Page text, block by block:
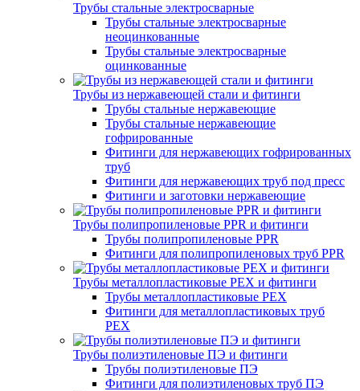
Трубы стальные электросварные
Трубы стальные электросварные
неоцинкованные
Трубы стальные электросварные
оцинкованные
Трубы из нержавеющей стали и фитинги
Трубы стальные нержавеющие
Трубы стальные нержавеющие
гофрированные
Фитинги для нержавеющих гофрированных
труб
Фитинги для нержавеющих труб под пресс
Фитинги и заготовки нержавеющие
Трубы полипропиленовые PPR и фитинги
Трубы полипропиленовые PPR
Фитинги для полипропиленовых труб PPR
Трубы металлопластиковые PEX и фитинги
Трубы металлопластиковые PEX
Фитинги для металлопластиковых труб
PEX
Трубы полиэтиленовые ПЭ и фитинги
Трубы полиэтиленовые ПЭ
Фитинги для полиэтиленовых труб ПЭ